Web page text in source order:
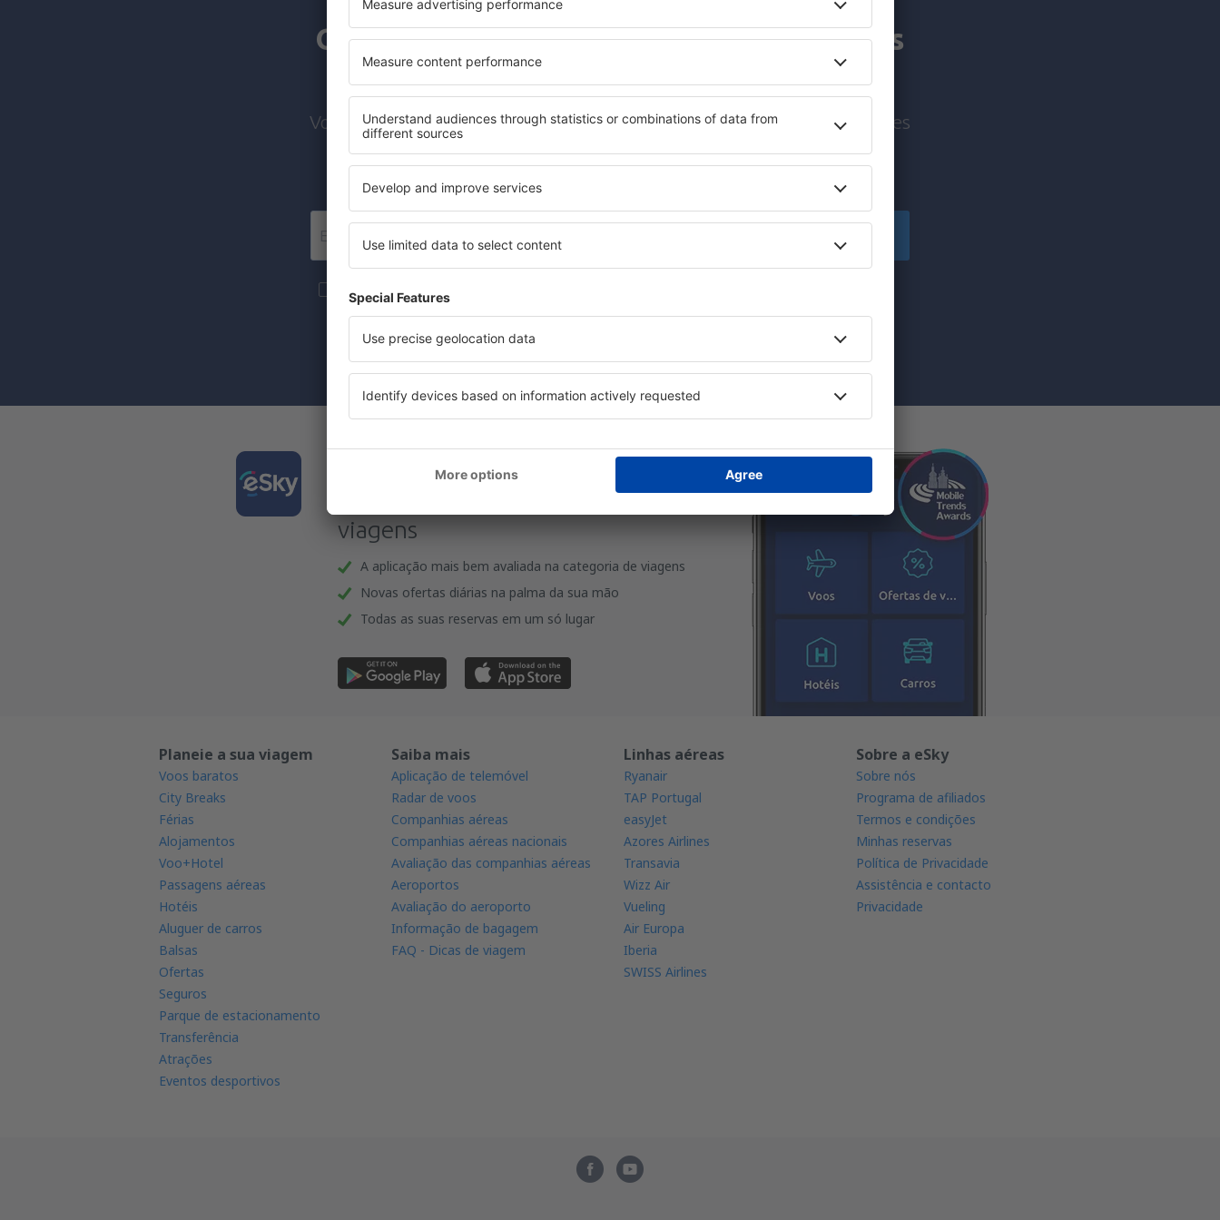
Os assinantes da newsletter viajam mais
por menos
Voos baratos, city breaks, férias – receba ofertas únicas de viagem antes
Enviamos apenas as melhores, palavra de viajante!
Mais viagens com ótimos preços na nossa newsletter.
forma de newsletter) da eSky.pl S.A., para o endereço de e-mail fornecido por mim.
Ao marcar a caixa de seleção, fornecendo o endereço de e-mail e selecionando "Registre-se", você
Descarregue a nossa app
e planeie convenientemente as suas
viagens
A aplicação mais bem avaliada na categoria de viagens
Novas ofertas diárias na palma da sua mão
Todas as suas reservas em um só lugar
Planeie a sua viagem
Voos baratos
City Breaks
Férias
Alojamentos
Voo+Hotel
Passagens aéreas
Hotéis
Aluguer de carros
Balsas
Ofertas
Seguros
Parque de estacionamento
Transferência
Atrações
Eventos desportivos
Saiba mais
Aplicação de telemóvel
Radar de voos
Companhias aéreas
Companhias aéreas nacionais
Avaliação das companhias aéreas
Aeroportos
Avaliação do aeroporto
Informação de bagagem
FAQ - Dicas de viagem
Linhas aéreas
Ryanair
TAP Portugal
easyJet
Azores Airlines
Transavia
Wizz Air
Vueling
Air Europa
Iberia
SWISS Airlines
Sobre a eSky
Sobre nós
Programa de afiliados
Termos e condições
Minhas reservas
Política de Privacidade
Assistência e contacto
Privacidade